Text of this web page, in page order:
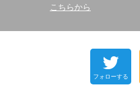
こちらから
フォローする